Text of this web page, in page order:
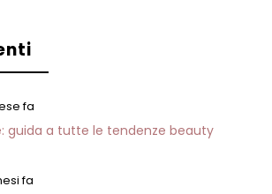
fa
guida a tutte le tendenze beauty
fa